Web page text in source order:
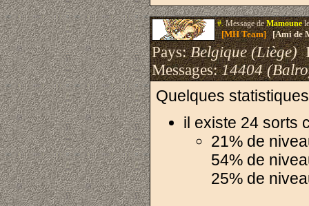
#.Message deMamoune
[MH Team][Ami de
Pays:Belgique (Liège)
Messages:14404
Quelques
il existe 24 sorts
21% de
54% de
25% de